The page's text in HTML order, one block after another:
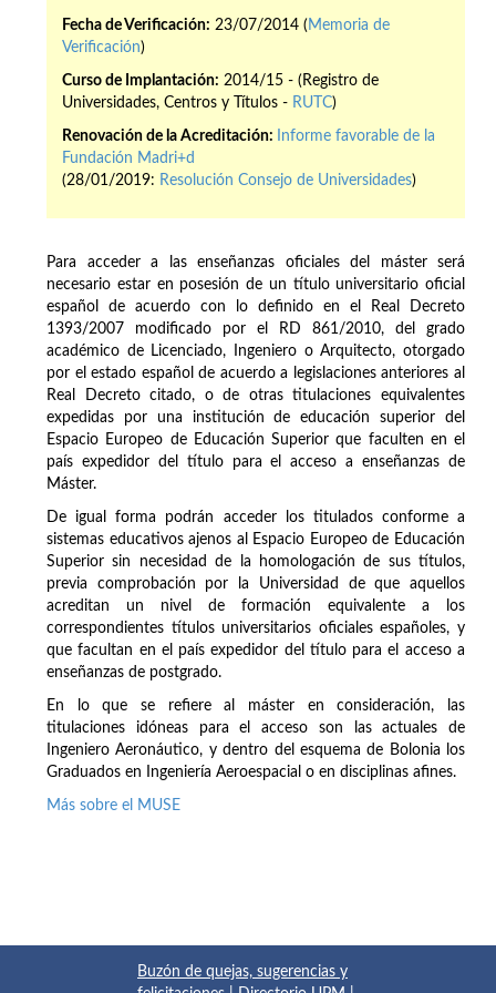
Fecha de Verificación: 23/07/2014 ( Memoria de
Verificación)
Curso de Implantación: 2014/15 - (Registro de
Universidades, Centros y Títulos - RUTC)
Renovación de la Acreditación:
Informe favorable de la
Fundación Madri+d
(28/01/2019: Resolución Consejo de Universidades)
Para acceder a las enseñanzas oficiales del máster será
necesario estar en posesión de un título universitario oficial
español de acuerdo con lo definido en el Real Decreto
1393/2007 modificado por el RD 861/2010, del grado
académico de Licenciado, Ingeniero o Arquitecto, otorgado
por el estado español de acuerdo a legislaciones anteriores al
Real Decreto citado, o de otras titulaciones equivalentes
expedidas por una institución de educación superior del
Espacio Europeo de Educación Superior que faculten en el
país expedidor del título para el acceso a enseñanzas de
Máster.
De igual forma podrán acceder los titulados conforme a
sistemas educativos ajenos al Espacio Europeo de Educación
Superior sin necesidad de la homologación de sus títulos,
previa comprobación por la Universidad de que aquellos
acreditan un nivel de formación equivalente a los
correspondientes títulos universitarios oficiales españoles, y
que facultan en el país expedidor del título para el acceso a
enseñanzas de postgrado.
En lo que se refiere al máster en consideración, las
titulaciones idóneas para el acceso son las actuales de
Ingeniero Aeronáutico, y dentro del esquema de Bolonia los
Graduados en Ingeniería Aeroespacial o en disciplinas afines.
Más sobre el MUSE
Buzón de quejas, sugerencias y